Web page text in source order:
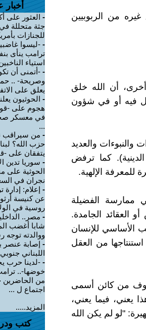
من الربوبيين
أن الله خلق
فيه أو في شؤون
والنبوءات والعديد
كما ترفض
للمعرفة الإلهية.
ممارسة الفضيلة
العقائد الجامدة.
الأساسي للإنسان
من العقل
من كائن أسمى
يعني، فيما يعني،
"لو لم يكن الله
أخبار
-
جثة متحللة في
للجنازات
- -ليسوا
ترامب ينأى
استياء
- -أتمنى أن
وصريحة- ..
يعلق على
- الحوثيون
هجوم على -
في معسكر
...
- من سيراقب
حزب الله؟
يتفقان على -
- سوريا تدين
الحوثية على
نجران في
- إعلام: إدارة
عن كنيسة
روسية في
- مصر..
شابا أغضب
ووالدته توجه
- إصابة عنصر
اللبناني جنوبي
- -لدينا حرب
خوضها-..
من الحاضرين
اجتماع ل ...
المزيد.....
كتب